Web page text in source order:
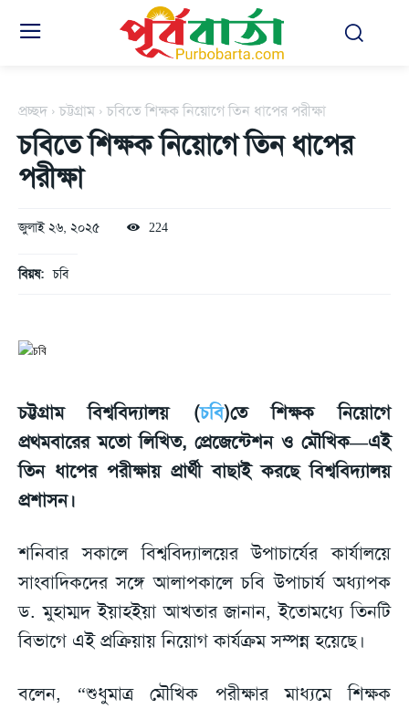
প্রচ্ছদ চট্টগ্রাম চবিতে শিক্ষক নিয়োগে তিন ধাপের পরীক্ষা
চবিতে শিক্ষক নিয়োগে তিন ধাপের
পরীক্ষা
জুলাই ২৬, ২০২৫ 224
বিয়ষ: চবি
চট্টগ্রাম বিশ্ববিদ্যালয় (চবি)তে শিক্ষক নিয়োগে
প্রথমবারের মতো লিখিত, প্রেজেন্টেশন ও মৌখিক—এই
তিন ধাপের পরীক্ষায় প্রার্থী বাছাই করছে বিশ্ববিদ্যালয়
প্রশাসন।
শনিবার সকালে বিশ্ববিদ্যালয়ের উপাচার্যের কার্যালয়ে
সাংবাদিকদের সঙ্গে আলাপকালে চবি উপাচার্য অধ্যাপক
ড. মুহাম্মদ ইয়াহইয়া আখতার জানান, ইতোমধ্যে তিনটি
বিভাগে এই প্রক্রিয়ায় নিয়োগ কার্যক্রম সম্পন্ন হয়েছে।
বলেন, “শুধুমাত্র মৌখিক পরীক্ষার মাধ্যমে শিক্ষক